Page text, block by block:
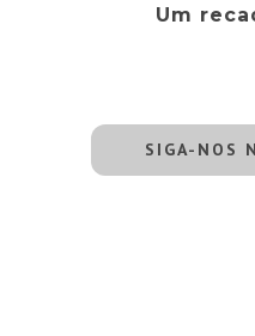
Um
SIGA-NOS